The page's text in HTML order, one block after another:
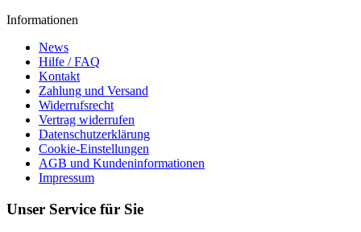
Informationen
News
Hilfe / FAQ
Kontakt
Zahlung und Versand
Widerrufsrecht
Vertrag widerrufen
Datenschutzerklärung
Cookie-Einstellungen
AGB und Kundeninformationen
Impressum
Unser Service für Sie